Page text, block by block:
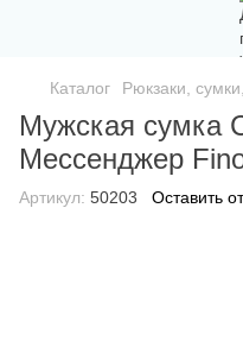
Каталог Рюкзаки,
Мужская сумка
Мессенджер
Артикул: 50203 Оставить